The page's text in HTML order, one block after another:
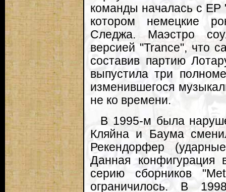
команды началась с EP
котором немецкие
Следжа. Маэстро
версией "Trance", что
составив партию
выпустила три
изменившегося
не ко времени.
В 1995-м была
Кляйна и Баума
Рекендорфер
Данная
серию сборников
ограничилось. В